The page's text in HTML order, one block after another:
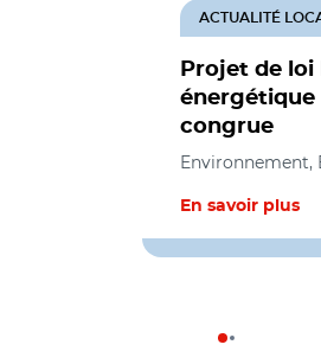
Projet de loi
énergétique
congrue
ACTUALITÉ
Environnement,
En savoir plus